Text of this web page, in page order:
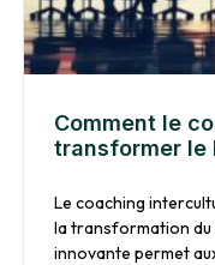
Comment le
transformer le
Le coaching
la transformation du
innovante permet